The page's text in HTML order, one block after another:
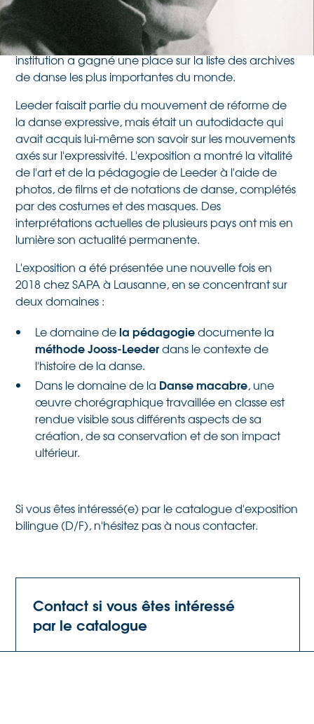
En 2010, SAPA a connu une croissance
spectaculaire : le fonds de Sigurd Leeder comprend
12'000 documents et objets, grâce auxquels notre
institution a gagné une place sur la liste des archives
de danse les plus importantes du monde.
Leeder faisait partie du mouvement de réforme de
la danse expressive, mais était un autodidacte qui
avait acquis lui-même son savoir sur les mouvements
axés sur l'expressivité. L'exposition a montré la vitalité
de l'art et de la pédagogie de Leeder à l'aide de
photos, de films et de notations de danse, complétés
par des costumes et des masques. Des
interprétations actuelles de plusieurs pays ont mis en
lumière son actualité permanente.
L'exposition a été présentée une nouvelle fois en
2018 chez SAPA à Lausanne, en se concentrant sur
deux domaines :
Le domaine dela pédagogiedocumente la
méthode Jooss-Leederdans le contexte de
l'histoire de la danse.
Dans le domaine de la Danse macabre, une
œuvre chorégraphique travaillée en classe est
rendue visible sous différents aspects de sa
création, de sa conservation et de son impact
ultérieur.
Si vous êtes intéressé(e) par le catalogue d'exposition
bilingue (D/F), n'hésitez pas à nous contacter.
Contact si vous êtes intéressé
par le catalogue